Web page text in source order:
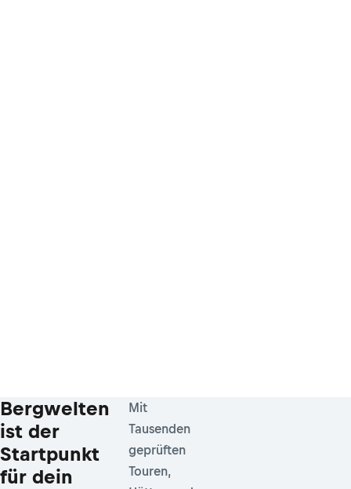
Bergwelten
ist der
Startpunkt
für dein
Mit
Tausenden
geprüften
Touren,